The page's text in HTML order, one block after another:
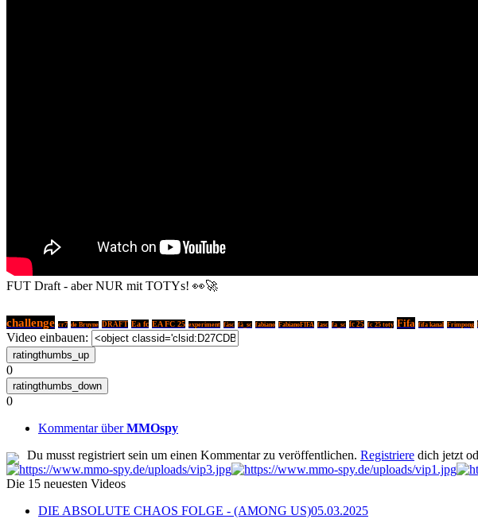
FUT Draft - aber NUR mit TOTYs! 👀🚀
challenge cr7 de Bruyne DRAFT Ea fc EA FC 25 experiment fäsc fä_sc fabiano FabianoFIFA fasc fa_sc fc 25 fc 25 toty Fifa fifa kanal Frimpong
Video einbauen:
0
0
Kommentar überMMOspy
Du musst registriert sein um einen Kommentar zu veröffentlichen. Registriere dich jetzt
Die 15 neuesten Videos
DIE ABSOLUTE CHAOS FOLGE - (AMONG US)05.03.2025